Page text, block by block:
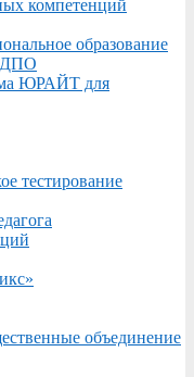
компетенций
образование
ДПО
ЮРАЙТ для
тестирование
объединение